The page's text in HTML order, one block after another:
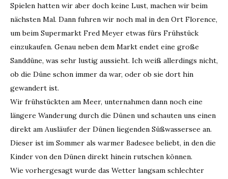
Spielen hatten wir aber doch keine Lust, machen wir beim
nächsten Mal. Dann fuhren wir noch mal in den Ort Florence,
um beim Supermarkt Fred Meyer etwas fürs Frühstück
einzukaufen. Genau neben dem Markt endet eine große
Sanddüne, was sehr lustig aussieht. Ich weiß allerdings nicht,
ob die Düne schon immer da war, oder ob sie dort hin
gewandert ist.
Wir frühstückten am Meer, unternahmen dann noch eine
längere Wanderung durch die Dünen und schauten uns einen
direkt am Ausläufer der Dünen liegenden Süßwassersee an.
Dieser ist im Sommer als warmer Badesee beliebt, in den die
Kinder von den Dünen direkt hinein rutschen können.
Wie vorhergesagt wurde das Wetter langsam schlechter